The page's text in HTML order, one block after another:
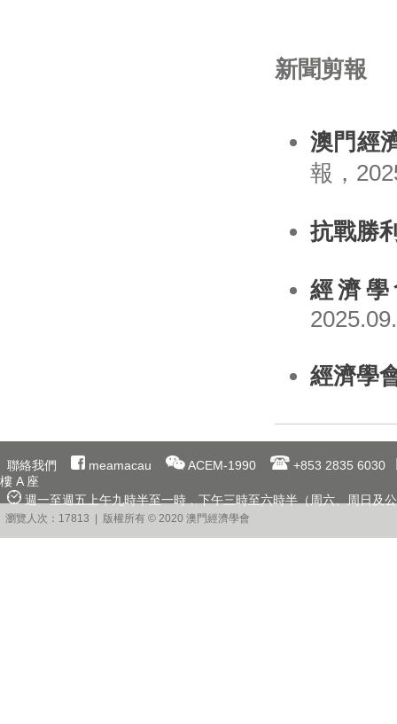
新聞剪報
澳門經
報，
抗戰勝
經濟
經濟學
聯絡我們 meamacau ACEM-1990
+853 2835 6030
樓 A 座
週一至週五上午九時半至一時﹐下午三時至六時半（周六、周日及
瀏覽人次：17813 | 版權所有 © 2020 澳門經濟學會